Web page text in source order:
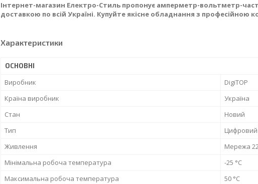
Інтернет-магазин Електро-Стиль пропонує амперметр-вольтметр-
доставкою по всій Україні. Купуйте якісне обладнання з професійною
Характеристики
ОСНОВНІ
Виробник
DigiTOP
Країна виробник
Україна
Стан
Новий
Тип
Цифровий
Живлення
Мережа
Мінімальна робоча температура
-25 °С
Максимальна робоча температура
50 °С